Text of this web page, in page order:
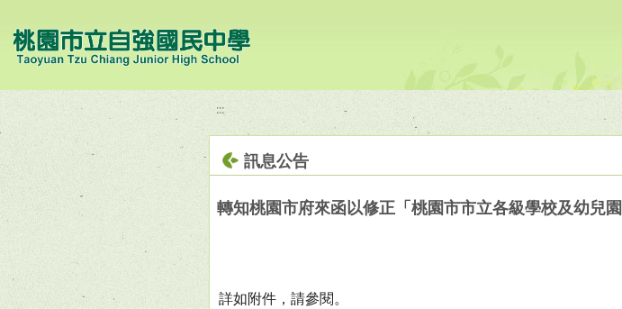
:::
訊息公告
轉知桃園市府來函以修正「桃園市市立各級學校及幼兒
詳如附件，請參閱。